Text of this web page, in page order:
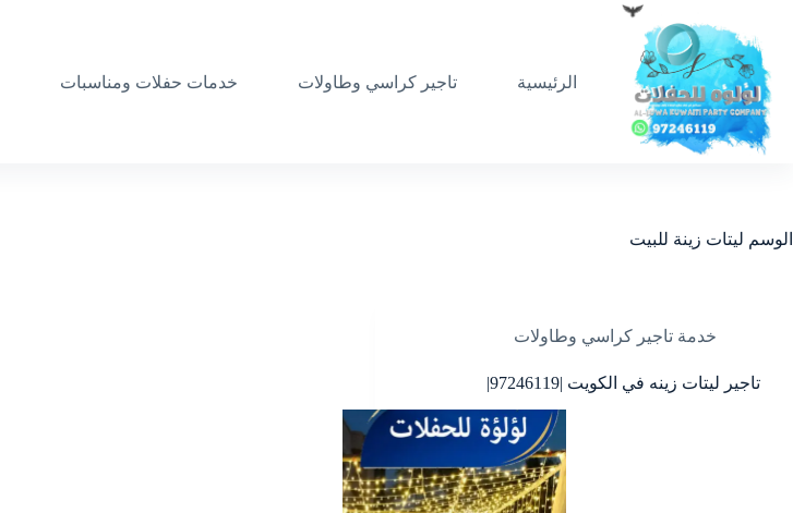
المحتوى
الرئيسية
تاجير كراسي وطاولات خدمات حفلات ومناسبات
الوسم ليتات زينة للبيت
خدمة تاجير كراسي وطاولات
تاجير ليتات زينه في الكويت |97246119|